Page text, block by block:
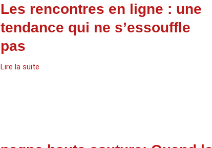
Les rencontres en ligne : une
tendance qui ne s’essouffle
pas
Lire la suite